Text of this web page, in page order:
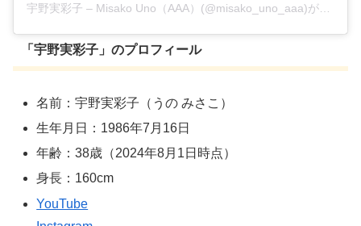
「 宇野実彩子」のプロフィール
名前：宇野実彩子（うの みさこ）
生年月日：1986年7月16日
年齢：38歳（2024年8月1日時点）
身長：160cm
YouTube